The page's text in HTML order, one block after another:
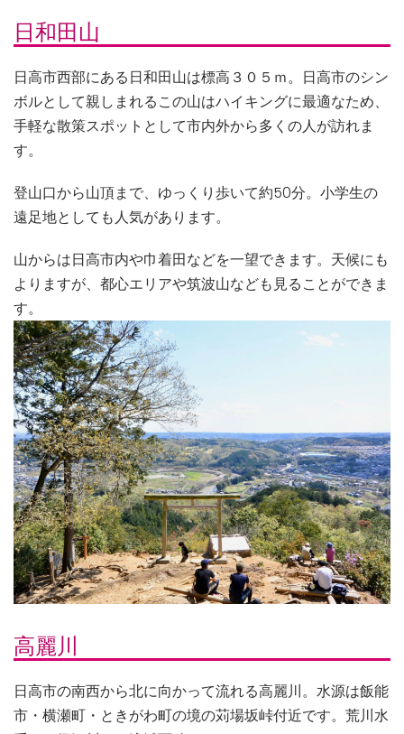
日和田山
日高市西部にある日和田山は標高３０５ｍ。日高市のシン
ボルとして親しまれるこの山はハイキングに最適なため、
手軽な散策スポットとして市内外から多くの人が訪れま
す。
登山口から山頂まで、ゆっくり歩いて約50分。小学生の
遠足地としても人気があります。
山からは日高市内や巾着田などを一望できます。天候にも
よりますが、都心エリアや筑波山なども見ることができま
す。
高麗川
日高市の南西から北に向かって流れる高麗川。水源は飯能
市・横瀬町・ときがわ町の境の苅場坂峠付近です。荒川水